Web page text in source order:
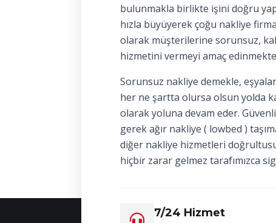
bulunmakla birlikte işini doğru
hızla büyüyerek çoğu nakliye
olarak müşterilerine sorunsuz,
hizmetini vermeyi amaç
Sorunsuz nakliye demekle,
her ne şartta olursa olsun yolda
olarak yoluna devam eder.
gerek ağır nakliye ( lowbed )
diğer nakliye hizmetleri
hiçbir zarar gelmez tarafımızca
7/24 Hizmet